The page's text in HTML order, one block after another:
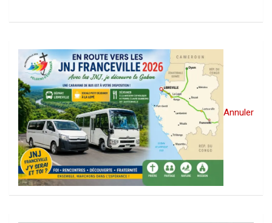
Annuler